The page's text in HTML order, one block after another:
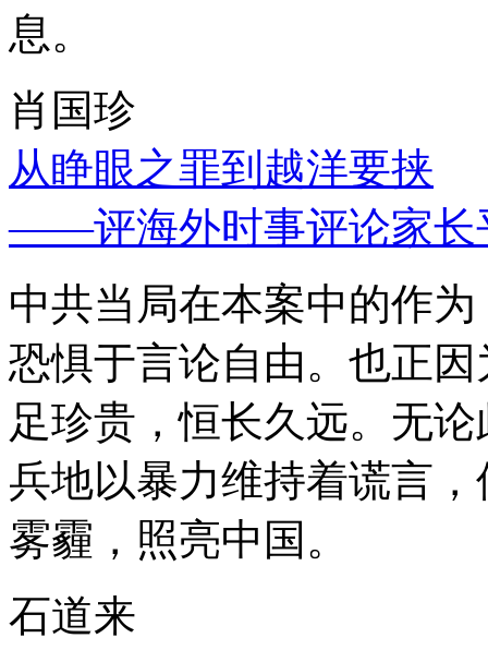
息。
肖国珍
从睁眼之罪到越洋要挟
——评海外时事评论家长
中共当局在本案中的作
恐惧于言论自由。也正
足珍贵，恒长久远。无
兵地以暴力维持着谎言
雾霾，照亮中国。
石道来